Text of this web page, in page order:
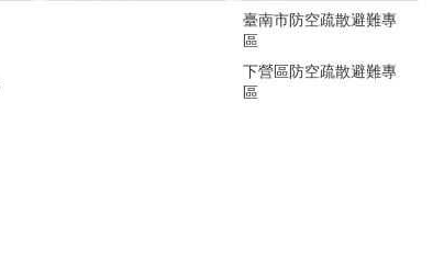
臺南市防空疏散避難專
區
下營區防空疏散避難專
區